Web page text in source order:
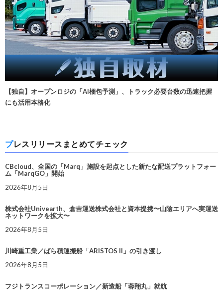
【独自】オープンロジの「AI梱包予測」、トラック必要台数の迅速把握
にも活用本格化
プレスリリースまとめてチェック
CBcloud、全国の「Marq」施設を起点とした新たな配送プラットフォー
ム「MarqGO」開始
2026年8月5日
株式会社Univearth、倉吉運送株式会社と資本提携〜山陰エリアへ実運送
ネットワークを拡大〜
2026年8月5日
川崎重工業／ばら積運搬船「ARISTOS II」の引き渡し
2026年8月5日
フジトランスコーポレーション／新造船「蓉翔丸」就航